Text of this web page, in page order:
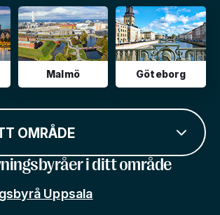
Malmö Göteborg
OMRÅDE
i ditt område
Uppsala